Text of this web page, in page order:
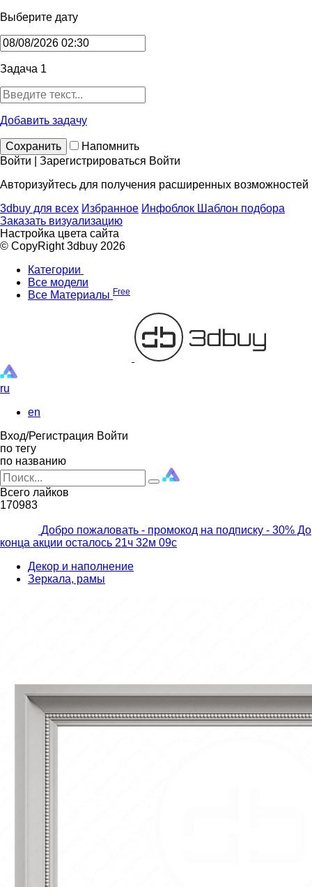
Выберите дату
Задача 1
Добавить задачу
Сохранить
Напомнить
Войти | Зарегистрироваться Войти
Авторизуйтесь для получения расширенных возможностей
3dbuy для всех Избранное Инфоблок Шаблон подбора
Заказать визуализацию
Настройка цвета сайта
© CopyRight 3dbuy 2026
Категории
Все модели
Все Материалы Free
ru
en
Вход/Регистрация Войти
по тегу
по названию
Всего лайков
170983
Добро пожаловать - промокод на подписку - 30% До
конца акции осталось 21ч 32м 07с
Декор и наполнение
Зеркала, рамы